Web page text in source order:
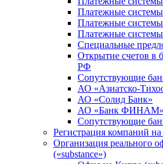
Платежные
Платежные
Платежные
Специальные
Открытие счетов в
РФ
Сопутствующие
АО «Азиатско-
АО «Солид Банк»
АО «Банк
Сопутствующие
Регистрация компаний
Организация реального
(«substance»)